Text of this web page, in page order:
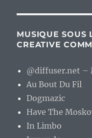
MUSIQUE SOUS
CREATIVE
@diffuser.net –
Au Bout Du Fil
Dogmazic
Have The
In Limbo